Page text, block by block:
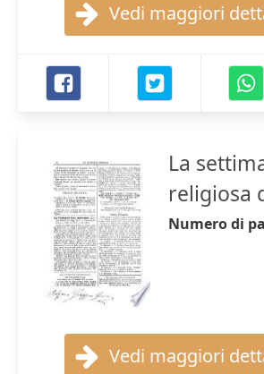
Vedi maggiori
La
religiosa
Numero di
Vedi maggiori